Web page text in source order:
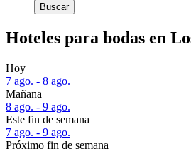
Buscar
Hoteles para bodas en
Hoy
7 ago. - 8 ago.
Mañana
8 ago. - 9 ago.
Este fin de semana
7 ago. - 9 ago.
Próximo fin de semana